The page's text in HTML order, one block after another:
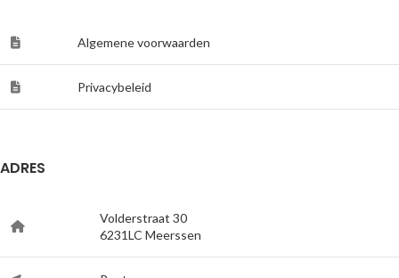
Algemene voorwaarden
Privacybeleid
ADRES
Volderstraat 30
6231LC Meerssen